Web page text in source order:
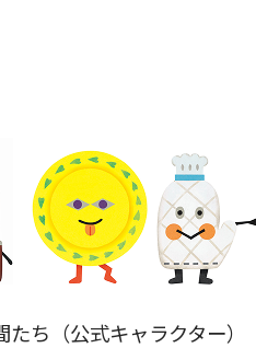
ち（公式キャラクター）